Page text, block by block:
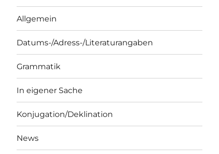
Allgemein
Datums-/Adress-/Literaturangaben
Grammatik
In eigener Sache
Konjugation/Deklination
News